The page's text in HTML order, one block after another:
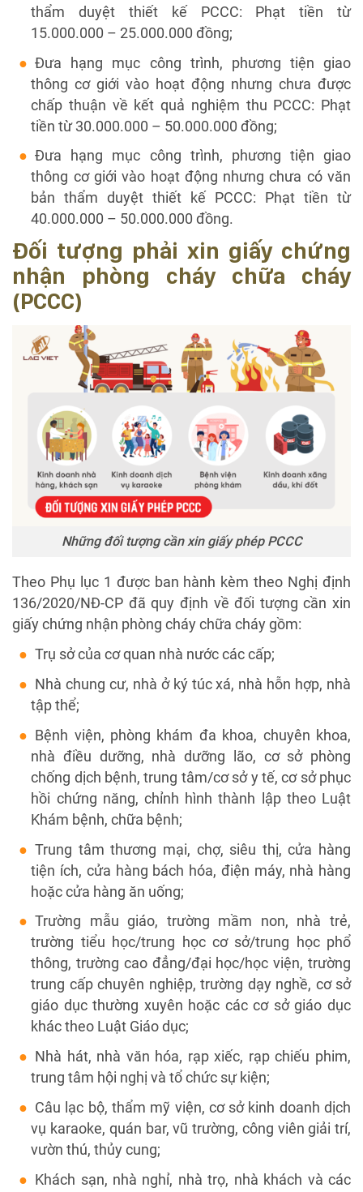
thẩm duyệt thiết kế PCCC: Phạt tiền từ
15.000.000 – 25.000.000 đồng;
Đưa hạng mục công trình, phương tiện giao
thông cơ giới vào hoạt động nhưng chưa được
chấp thuận về kết quả nghiệm thu PCCC: Phạt
tiền từ 30.000.000 – 50.000.000 đồng;
Đưa hạng mục công trình, phương tiện giao
thông cơ giới vào hoạt động nhưng chưa có văn
bản thẩm duyệt thiết kế PCCC: Phạt tiền từ
40.000.000 – 50.000.000 đồng.
Đối tượng phải xin giấy chứng
nhận phòng cháy chữa cháy
(PCCC)
Những đối tượng cần xin giấy phép PCCC
Theo Phụ lục 1 được ban hành kèm theo Nghị định
136/2020/NĐ-CP đã quy định về đối tượng cần xin
giấy chứng nhận phòng cháy chữa cháy gồm:
Trụ sở của cơ quan nhà nước các cấp;
Nhà chung cư, nhà ở ký túc xá, nhà hỗn hợp, nhà
tập thể;
Bệnh viện, phòng khám đa khoa, chuyên khoa,
nhà điều dưỡng, nhà dưỡng lão, cơ sở phòng
chống dịch bệnh, trung tâm/cơ sở y tế, cơ sở phục
hồi chứng năng, chỉnh hình thành lập theo Luật
Khám bệnh, chữa bệnh;
Trung tâm thương mại, chợ, siêu thị, cửa hàng
tiện ích, cửa hàng bách hóa, điện máy, nhà hàng
hoặc cửa hàng ăn uống;
Trường mẫu giáo, trường mầm non, nhà trẻ,
trường tiểu học/trung học cơ sở/trung học phổ
thông, trường cao đẳng/đại học/học viện, trường
trung cấp chuyên nghiệp, trường dạy nghề, cơ sở
giáo dục thường xuyên hoặc các cơ sở giáo dục
khác theo Luật Giáo dục;
Nhà hát, nhà văn hóa, rạp xiếc, rạp chiếu phim,
trung tâm hội nghị và tổ chức sự kiện;
Câu lạc bộ, thẩm mỹ viện, cơ sở kinh doanh dịch
vụ karaoke, quán bar, vũ trường, công viên giải trí,
vườn thú, thủy cung;
Khách sạn, nhà nghỉ, nhà trọ, nhà khách và các